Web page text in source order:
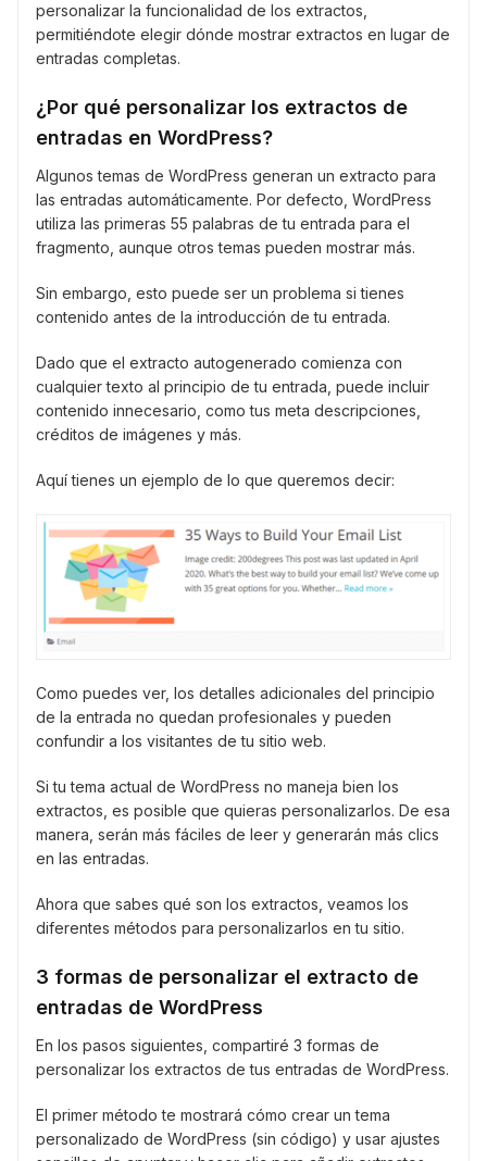
personalizar la funcionalidad de los extractos,
permitiéndote elegir dónde mostrar extractos en lugar de
entradas completas.
¿Por qué personalizar los extractos de
entradas en WordPress?
Algunos temas de WordPress generan un extracto para
las entradas automáticamente. Por defecto, WordPress
utiliza las primeras 55 palabras de tu entrada para el
fragmento, aunque otros temas pueden mostrar más.
Sin embargo, esto puede ser un problema si tienes
contenido antes de la introducción de tu entrada.
Dado que el extracto autogenerado comienza con
cualquier texto al principio de tu entrada, puede incluir
contenido innecesario, como tus meta descripciones,
créditos de imágenes y más.
Aquí tienes un ejemplo de lo que queremos decir:
Como puedes ver, los detalles adicionales del principio
de la entrada no quedan profesionales y pueden
confundir a los visitantes de tu sitio web.
Si tu tema actual de WordPress no maneja bien los
extractos, es posible que quieras personalizarlos. De esa
manera, serán más fáciles de leer y generarán más clics
en las entradas.
Ahora que sabes qué son los extractos, veamos los
diferentes métodos para personalizarlos en tu sitio.
3 formas de personalizar el extracto de
entradas de WordPress
En los pasos siguientes, compartiré 3 formas de
personalizar los extractos de tus entradas de WordPress.
El primer método te mostrará cómo crear un tema
personalizado de WordPress (sin código) y usar ajustes